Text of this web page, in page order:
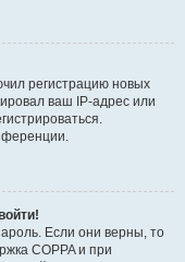
регистрацию новых
ваш IP-адрес или
Если они верны, то
COPPA и при